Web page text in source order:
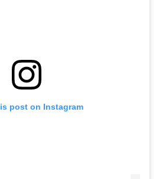
post on Instagram